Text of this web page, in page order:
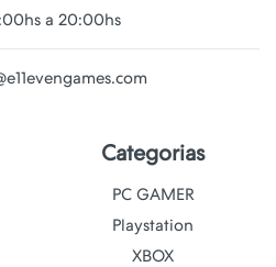
a 20:00hs
Categorias
PC GAMER
Playstation
XBOX